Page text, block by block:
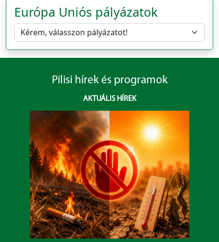
Európa Uniós pályázatok
Pilisi hírek és programok
AKTUÁLIS HÍREK